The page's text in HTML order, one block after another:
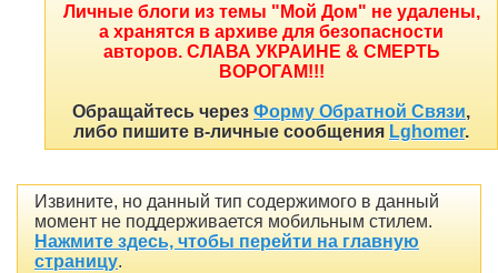
Личные блоги из темы "Мой Дом" не удалены,
а хранятся в архиве для безопасности
авторов. СЛАВА УКРАИНЕ & СМЕРТЬ
ВОРОГАМ!!!
Обращайтесь через Форму Обратной Связи,
либо пишите в-личные сообщения Lghomer.
Извините, но данный тип содержимого в данный
момент не поддерживается мобильным стилем.
Нажмите здесь, чтобы перейти на главную
страницу.